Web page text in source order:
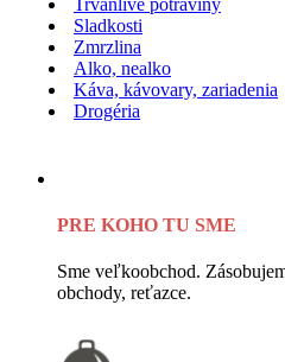
Sladkosti
Zmrzlina
Alko, nealko
Káva, kávovary, zariadenia
Drogéria
PRE KOHO TU SME
Sme veľkoobchod.
obchody, reťazce.